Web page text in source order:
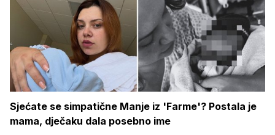
Sjećate se simpatične Manje iz 'Farme'? Postala je
mama, dječaku dala posebno ime